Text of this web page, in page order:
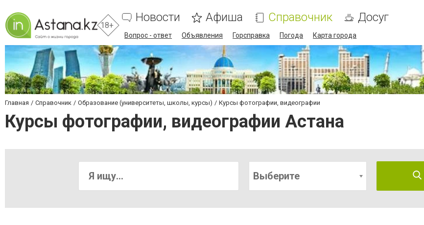
18+
Новости Афиша Справочник Досуг
Вопрос - ответ Объявления Горсправка Погода Карта города
Главная Справочник Образование (университеты, школы, курсы) Курсы фотографии, видеографии
Курсы фотографии, видеографии Астана
Выберите